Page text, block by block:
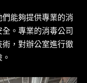
能夠提供專業的消
。專業的消毒公司
，對辦公室進行徹